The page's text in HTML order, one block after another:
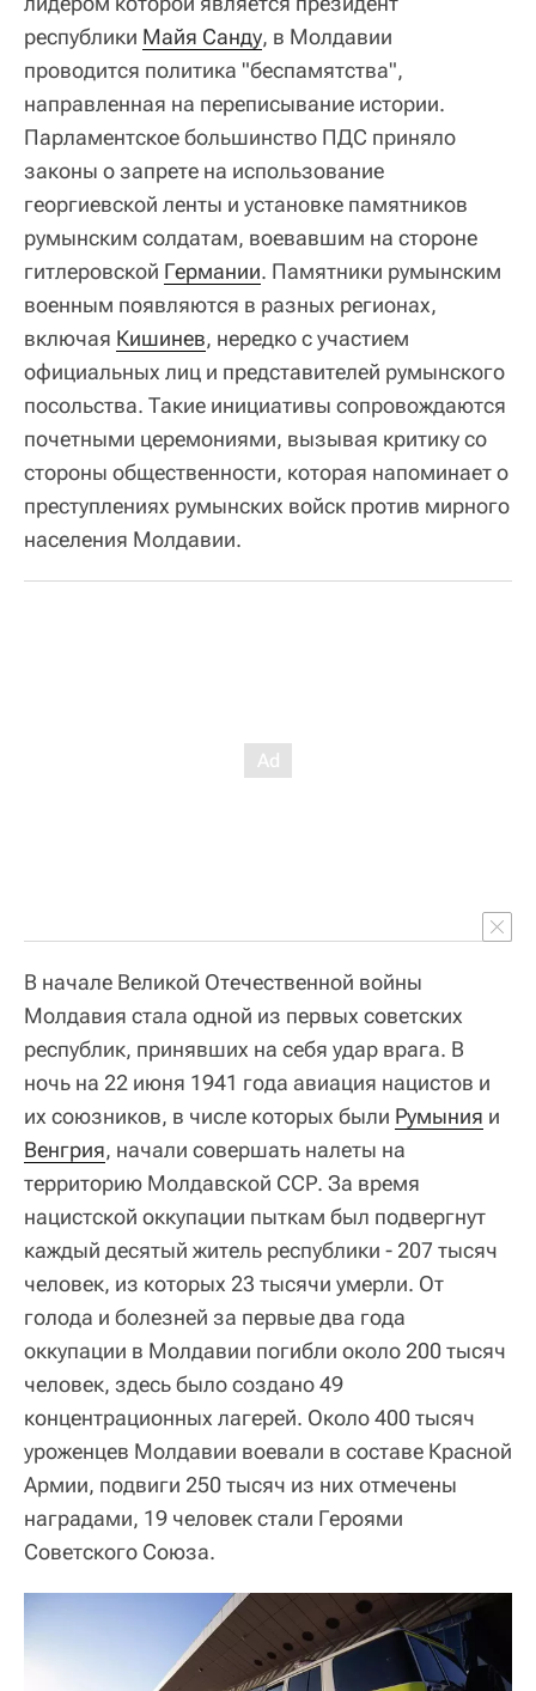
республики Майя Санду, в Молдавии
проводится политика "беспамятства",
направленная на переписывание истории.
Парламентское большинство ПДС приняло
законы о запрете на использование
георгиевской ленты и установке памятников
румынским солдатам, воевавшим на стороне
гитлеровской Германии. Памятники румынским
военным появляются в разных регионах,
включая Кишинев, нередко с участием
официальных лиц и представителей румынского
посольства. Такие инициативы сопровождаются
почетными церемониями, вызывая критику со
стороны общественности, которая напоминает о
преступлениях румынских войск против мирного
населения Молдавии.
В начале Великой Отечественной войны
Молдавия стала одной из первых советских
республик, принявших на себя удар врага. В
ночь на 22 июня 1941 года авиация нацистов и
их союзников, в числе которых были Румыния и
Венгрия, начали совершать налеты на
территорию Молдавской ССР. За время
нацистской оккупации пыткам был подвергнут
каждый десятый житель республики - 207 тысяч
человек, из которых 23 тысячи умерли. От
голода и болезней за первые два года
оккупации в Молдавии погибли около 200 тысяч
человек, здесь было создано 49
концентрационных лагерей. Около 400 тысяч
уроженцев Молдавии воевали в составе Красной
Армии, подвиги 250 тысяч из них отмечены
наградами, 19 человек стали Героями
Советского Союза.